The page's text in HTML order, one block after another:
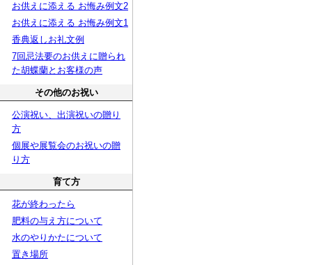
お供えに添える お悔み例文2
お供えに添える お悔み例文1
香典返しお礼文例
7回忌法要のお供えに贈られ
た胡蝶蘭とお客様の声
その他のお祝い
公演祝い、出演祝いの贈り
方
個展や展覧会のお祝いの贈
り方
育て方
花が終わったら
肥料の与え方について
水のやりかたについて
置き場所